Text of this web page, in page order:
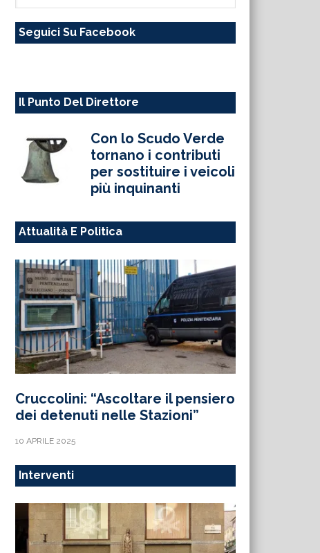
sito
Seguici Su Facebook
Il Punto Del Direttore
Con lo Scudo Verde
tornano i contributi
per sostituire i veicoli
più inquinanti
Attualità E Politica
Cruccolini: “Ascoltare il pensiero
dei detenuti nelle Stazioni”
10 APRILE 2025
Interventi